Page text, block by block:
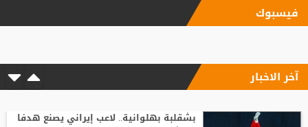
استدعاء محمد صلاح للمثول أمام القضاء
"أنفيلد"
فيسبوك
آخر الاخبار
بشقلبة بهلوانية.. لاعب إيراني يصنع هدفا